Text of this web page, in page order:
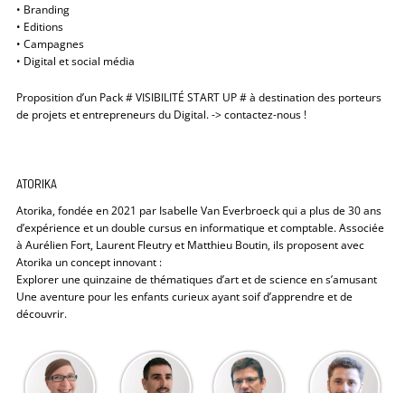
• Branding
• Editions
• Campagnes
• Digital et social média
Proposition d’un Pack # VISIBILITÉ START UP # à destination des porteurs
de projets et entrepreneurs du Digital. -> contactez-nous !
ATORIKA
Atorika, fondée en 2021 par Isabelle Van Everbroeck qui a plus de 30 ans
d’expérience et un double cursus en informatique et comptable. Associée
à Aurélien Fort, Laurent Fleutry et Matthieu Boutin, ils proposent avec
Atorika un concept innovant :
Explorer une quinzaine de thématiques d’art et de science en s’amusant
Une aventure pour les enfants curieux ayant soif d’apprendre et de
découvrir.